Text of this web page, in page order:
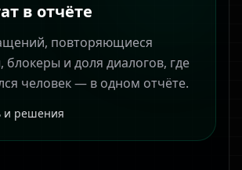
в отчёте
повторяющиеся
и доля диалогов, где
человек — в одном отчёте.
и решения